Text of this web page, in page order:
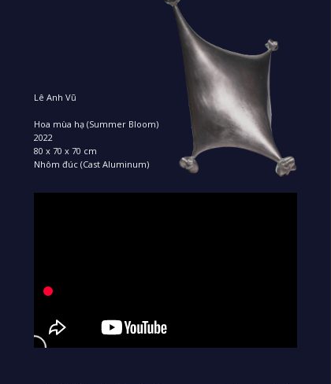
Lê Anh Vũ
Hoa mùa hạ (Summer Bloom)
2022
80 x 70 x 70 cm
Nhôm đúc (Cast Aluminum)